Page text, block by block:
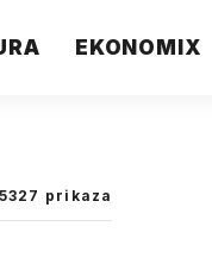
EKONOMIX
5327 prikaza